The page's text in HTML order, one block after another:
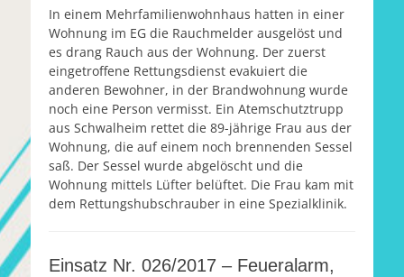
In einem Mehrfamilienwohnhaus hatten in einer
Wohnung im EG die Rauchmelder ausgelöst und
es drang Rauch aus der Wohnung. Der zuerst
eingetroffene Rettungsdienst evakuiert die
anderen Bewohner, in der Brandwohnung wurde
noch eine Person vermisst. Ein Atemschutztrupp
aus Schwalheim rettet die 89-jährige Frau aus der
Wohnung, die auf einem noch brennenden Sessel
saß. Der Sessel wurde abgelöscht und die
Wohnung mittels Lüfter belüftet. Die Frau kam mit
dem Rettungshubschrauber in eine Spezialklinik.
Einsatz Nr. 026/2017 – Feueralarm,